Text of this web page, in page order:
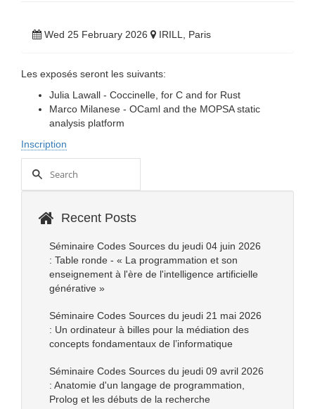
Wed 25 February 2026 IRILL, Paris
Les exposés seront les suivants:
Julia Lawall - Coccinelle, for C and for Rust
Marco Milanese - OCaml and the MOPSA static
analysis platform
Inscription
Recent Posts
Séminaire Codes Sources du jeudi 04 juin 2026
: Table ronde - « La programmation et son
enseignement à l'ère de l'intelligence artificielle
générative »
Séminaire Codes Sources du jeudi 21 mai 2026
: Un ordinateur à billes pour la médiation des
concepts fondamentaux de l’informatique
Séminaire Codes Sources du jeudi 09 avril 2026
: Anatomie d'un langage de programmation,
Prolog et les débuts de la recherche